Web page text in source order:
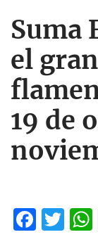
Suma
el
19 de
F
T